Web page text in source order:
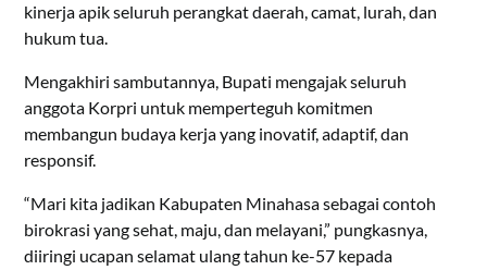
kinerja apik seluruh perangkat daerah, camat, lurah, dan
hukum tua.
Mengakhiri sambutannya, Bupati mengajak seluruh
anggota Korpri untuk memperteguh komitmen
membangun budaya kerja yang inovatif, adaptif, dan
responsif.
“Mari kita jadikan Kabupaten Minahasa sebagai contoh
birokrasi yang sehat, maju, dan melayani,” pungkasnya,
diiringi ucapan selamat ulang tahun ke-57 kepada